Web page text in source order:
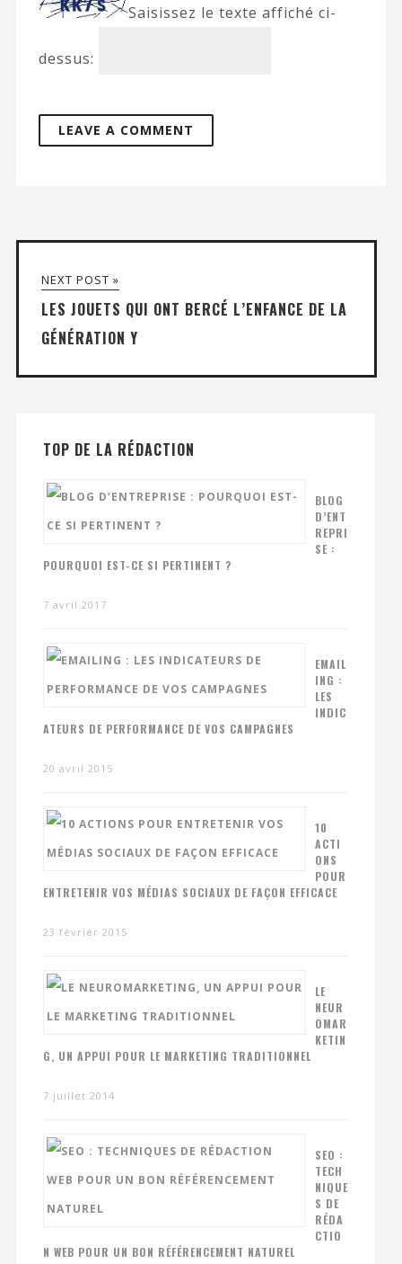
Saisissez le texte affiché ci-
dessus:
NEXT POST »
LES JOUETS QUI ONT BERCÉ L’ENFANCE DE LA
GÉNÉRATION Y
TOP DE LA RÉDACTION
BLOG
D’ENT
REPRI
SE :
POURQUOI EST-CE SI PERTINENT ?
7 avril 2017
EMAIL
ING :
LES
INDIC
ATEURS DE PERFORMANCE DE VOS CAMPAGNES
20 avril 2015
10
ACTI
ONS
POUR
ENTRETENIR VOS MÉDIAS SOCIAUX DE FAÇON EFFICACE
23 février 2015
LE
NEUR
OMAR
KETIN
G, UN APPUI POUR LE MARKETING TRADITIONNEL
7 juillet 2014
SEO :
TECH
NIQUE
S DE
RÉDA
CTIO
N WEB POUR UN BON RÉFÉRENCEMENT NATUREL